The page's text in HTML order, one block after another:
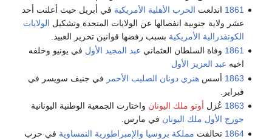
1861 اندلعت الحرب الأهلية الأمريكية في أبريل حيث أعلنت أحد
عشر ولاية جنوبية انفصالها عن الولايات المتحدة وتشكيل الولايات
الكونفدرالية الأمريكية بسبب رفضها قوانين تحرير العبيد.
1861 وفاة السلطان العثماني عبد المجيد الأول في يونيو وخلفه
اخيه عبد العزيز الأول
1863 أسسهنري دونان الصليب الأحمر في جنيف سويسر في
فبراير.
1863 عُزل أوتو ملك اليونان واختارت الجمعية الوطنية اليونانية
جورج الأول ملك اليونان في مارس.
1864 تحالفت مملكة بروسيا والإمبراطورية النمساوية في حرب